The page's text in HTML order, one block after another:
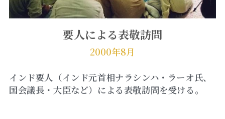
要人による表敬訪問
2000年8月
インド要人（インド元首相ナラシンハ・ラーオ氏、
国会議長・大臣など）による表敬訪問を受ける。